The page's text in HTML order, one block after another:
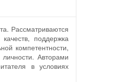
Рассматриваются
поддержка
компетентности,
Авторами
в условиях